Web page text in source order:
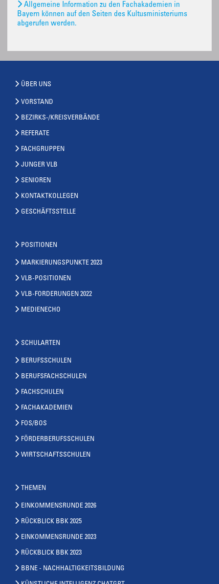
Allgemeine Information zu den Fachakademien in
Bayern können auf den Seiten des Kultusministeriums
abgerufen werden.
ÜBER UNS
VORSTAND
BEZIRKS-/KREISVERBÄNDE
REFERATE
FACHGRUPPEN
JUNGER VLB
SENIOREN
KONTAKTKOLLEGEN
GESCHÄFTSSTELLE
POSITIONEN
MARKIERUNGSPUNKTE 2023
VLB-POSITIONEN
VLB-FORDERUNGEN 2022
MEDIENECHO
SCHULARTEN
BERUFSSCHULEN
BERUFSFACHSCHULEN
FACHSCHULEN
FACHAKADEMIEN
FOS/BOS
FÖRDERBERUFSSCHULEN
WIRTSCHAFTSSCHULEN
THEMEN
EINKOMMENSRUNDE 2026
RÜCKBLICK BBK 2025
EINKOMMENSRUNDE 2023
RÜCKBLICK BBK 2023
BBNE - NACHHALTIGKEITSBILDUNG